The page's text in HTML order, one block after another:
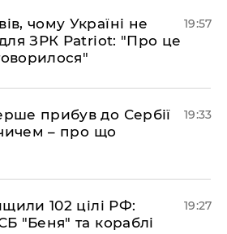
чому Україні не
для ЗРК Patriot: "Про це
19:57
прибув до Сербії
– про що
19:33
102 цілі РФ:
"Беня" та кораблі
19:27